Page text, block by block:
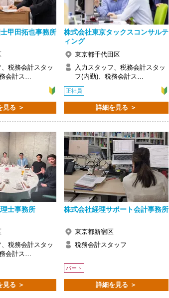
めました。
スピードが上がったと感じています。
感じています。
甲田拓也事務所
税務会計スタッ
会計ス…
見る ＞
株式会社東京タックスコンサルテ
ィング
東京都千代田区
入力スタッフ、税務会計スタッ
フ(内勤)、税務会計ス…
正社員
詳細を見る ＞
士事務所
税務会計スタッ
会計ス…
見る ＞
株式会社経理サポート会計事務所
東京都新宿区
税務会計スタッフ
パート
詳細を見る ＞